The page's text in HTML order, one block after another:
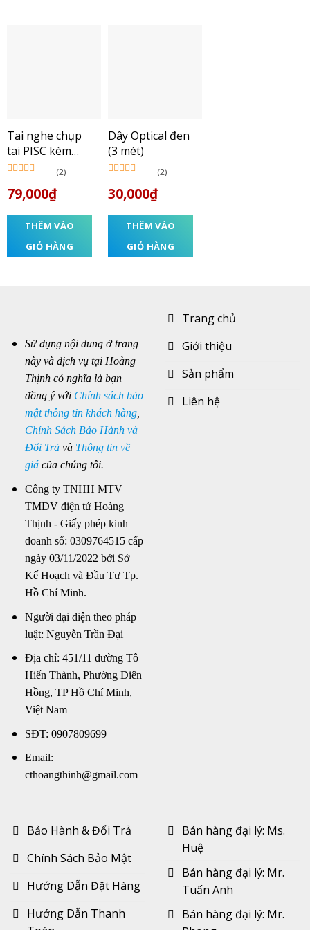
Tai nghe chụp
tai PISC kèm
mic
hạng5.005
sao
(2)
79,000₫
THÊM VÀO
GIỎ HÀNG
Dây Optical đen
(3 mét)
hạng5.005
sao
(2)
30,000₫
THÊM VÀO
GIỎ HÀNG
Sử dụng nội dung ở trang
này và dịch vụ tại Hoàng
Thịnh có nghĩa là bạn
đồng ý với Chính sách bảo
mật thông tin khách hàng,
Chính Sách Bảo Hành và
Đổi Trảvà Thông tin về
giácủa chúng tôi.
Công ty TNHH MTV
TMDV điện tử Hoàng
Thịnh - Giấy phép kinh
doanh số: 0309764515 cấp
ngày 03/11/2022 bởi Sở
Kế Hoạch và Đầu Tư Tp.
Hồ Chí Minh.
Người đại diện theo pháp
luật: Nguyễn Trần Đại
Địa chỉ: 451/11 đường Tô
Hiến Thành, Phường Diên
Hồng, TP Hồ Chí Minh,
Việt Nam
SĐT: 0907809699
Email:
cthoangthinh@gmail.com
Trang chủ
Giới thiệu
Sản phẩm
Liên hệ
Bảo Hành & Đổi Trả
Chính Sách Bảo Mật
Hướng Dẫn Đặt Hàng
Hướng Dẫn Thanh
Bán hàng đại lý: Ms.
Huệ
Bán hàng đại lý: Mr.
Tuấn Anh
Bán hàng đại lý: Mr.